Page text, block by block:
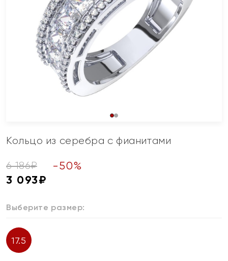
Кольцо из серебра с фианитами
6 186₽ -50%
3 093₽
Выберите размер:
17.5